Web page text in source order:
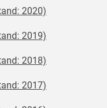
2020)
2019)
2018)
2017)